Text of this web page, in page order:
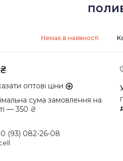
Немає в наявності
оптові ціни
сума замовлення на
— 350 ₴
(93) 082-26-08